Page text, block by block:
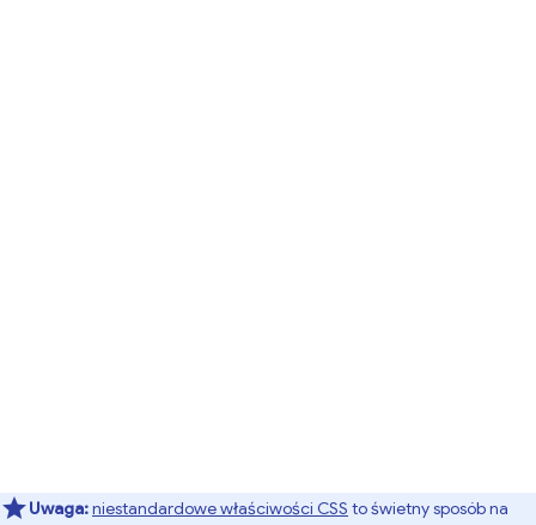
Uwaga:niestandardowe właściwości CSS to świetny sposób na